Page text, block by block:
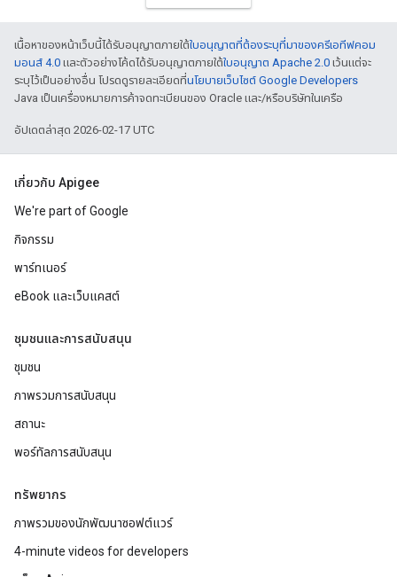
เนื้อหาของหน้าเว็บนี้ได้รับอนุญาตภายใต้ใบอนุญาตที่ต้องระบุที่มาของครีเอทีฟคอม
มอนส์ 4.0 และตัวอย่างโค้ดได้รับอนุญาตภายใต้ใบอนุญาต Apache 2.0 เว้นแต่จะ
ระบุไว้เป็นอย่างอื่น โปรดดูรายละเอียดที่นโยบายเว็บไซต์ Google Developers
Java เป็นเครื่องหมายการค้าจดทะเบียนของ Oracle และ/หรือบริษัทในเครือ
อัปเดตล่าสุด 2026-02-17 UTC
เกี่ยวกับ Apigee
We're part of Google
กิจกรรม
พาร์ทเนอร์
eBook และเว็บแคสต์
ชุมชนและการสนับสนุน
ชุมชน
ภาพรวมการสนับสนุน
สถานะ
พอร์ทัลการสนับสนุน
ทรัพยากร
ภาพรวมของนักพัฒนาซอฟต์แวร์
4-minute videos for developers